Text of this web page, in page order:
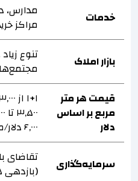
خدمات
مدارس،
مراکز
بازار املاک
تنوع
قیمت هر متر
مربع بر اساس
دلار
۶,۰۰۰ دلار/م²
سرمایه‌گذاری
تقاضای
(بازدهی ۵٪ تا ۷٪ سالانه)